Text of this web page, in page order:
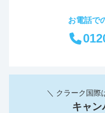
お電話で
＼ クラーク国際
キャ